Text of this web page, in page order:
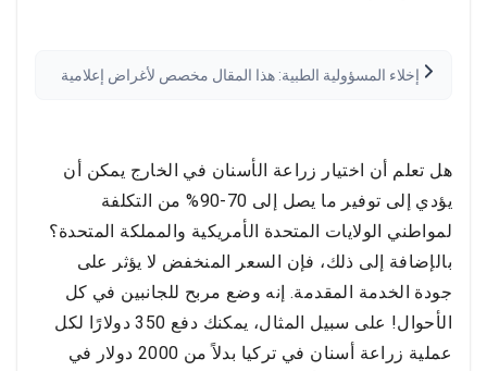
إخلاء المسؤولية الطبية: هذا المقال مخصص لأغراض إعلامية
هل تعلم أن اختيار زراعة الأسنان في الخارج يمكن أن
يؤدي إلى توفير ما يصل إلى 70-90% من التكلفة
لمواطني الولايات المتحدة الأمريكية والمملكة المتحدة؟
بالإضافة إلى ذلك، فإن السعر المنخفض لا يؤثر على
جودة الخدمة المقدمة. إنه وضع مربح للجانبين في كل
الأحوال! على سبيل المثال، يمكنك دفع 350 دولارًا لكل
عملية زراعة أسنان في تركيا بدلاً من 2000 دولار في